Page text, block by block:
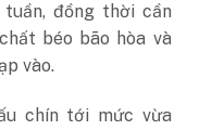
đồng thời cần
béo bão hòa và
vào.
chín tới mức vừa